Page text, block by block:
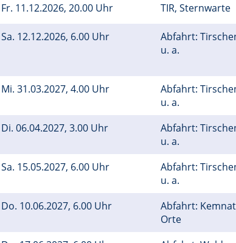
Fr. 11.12.2026, 20.00 Uhr TIR, Sternwarte
Sa. 12.12.2026, 6.00 Uhr
Abfahrt:
u. a.
Mi. 31.03.2027, 4.00 Uhr
Abfahrt:
u. a.
Di. 06.04.2027, 3.00 Uhr
Abfahrt:
u. a.
Sa. 15.05.2027, 6.00 Uhr
Abfahrt:
u. a.
Do. 10.06.2027, 6.00 Uhr
Abfahrt:
Orte